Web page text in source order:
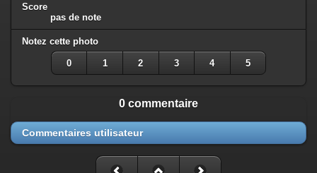
Score
pas de note
Notez cette photo
0 1 2 3 4 5
0 commentaire
Commentaires utilisateur